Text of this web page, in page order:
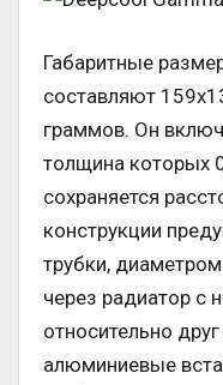
Габаритные
составляют
граммов. Он
толщина которых
сохраняется
конструкции
трубки,
через радиатор с
относительно
алюминиевые